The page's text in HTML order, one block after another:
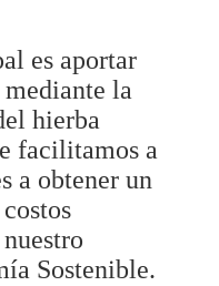
es aportar
la
hierba
facilitamos a
a obtener un
Sostenible.